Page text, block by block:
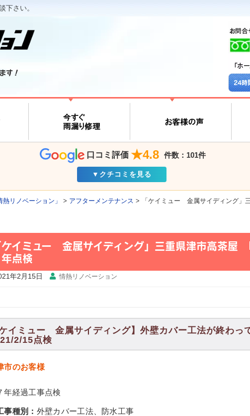
下さい。
す！
24時
口コミ評価 ★4.8 件数：101件
▼クチコミを見る
リノベーション」 > アフターメンテナンス >
「ケイミュー 金属サイディング
ケイミュー 金属サイディング」三重県津市高茶屋
年点検
年2月15日 情熱リノベーション
ケイミュー 金属サイディング】外壁カバー工法が終わっ
2/15点検
市のお客様
年経過工事点検
事種別： 外壁カバー工法、防水工事